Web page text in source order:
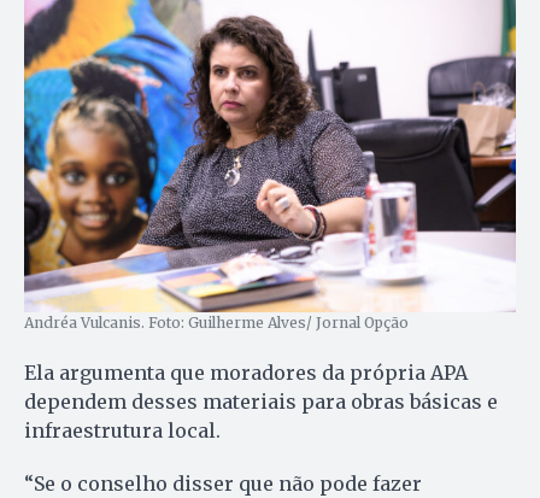
Andréa Vulcanis. Foto: Guilherme Alves/ Jornal Opção
Ela argumenta que moradores da própria APA
dependem desses materiais para obras básicas e
infraestrutura local.
“Se o conselho disser que não pode fazer